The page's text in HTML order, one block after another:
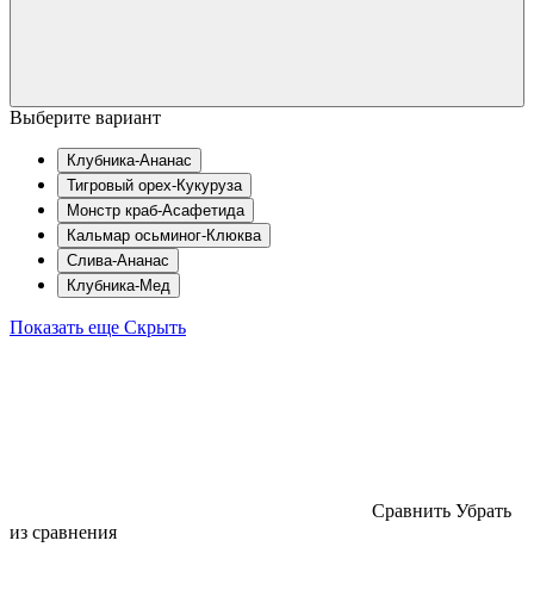
Выберите вариант
Клубника-Ананас
Тигровый орех-Кукуруза
Монстр краб-Асафетида
Кальмар осьминог-Клюква
Слива-Ананас
Клубника-Мед
Показать еще Скрыть
Cравнить Убрать
из сравнения